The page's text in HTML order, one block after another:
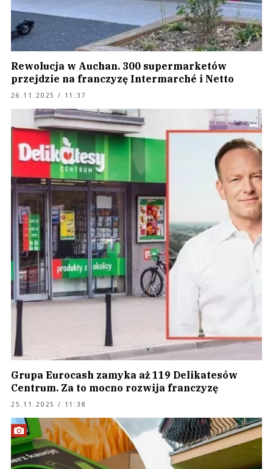
Rewolucja w Auchan. 300 supermarketów
przejdzie na franczyzę Intermarché i Netto
26.11.2025 / 11:37
Grupa Eurocash zamyka aż 119 Delikatesów
Centrum. Za to mocno rozwija franczyzę
25.11.2025 / 11:38